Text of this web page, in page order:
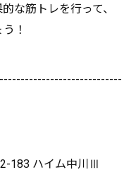
な筋トレを行って、
！
183 ハイム中川Ⅲ